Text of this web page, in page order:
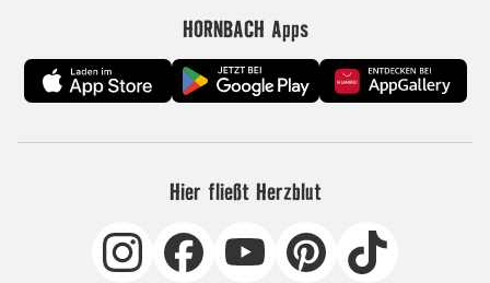
HORNBACH Apps
Hier fließt Herzblut